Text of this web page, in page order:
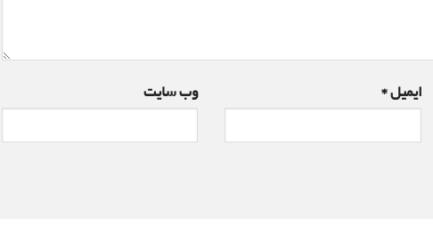
ایمیل* وب‌ سایت